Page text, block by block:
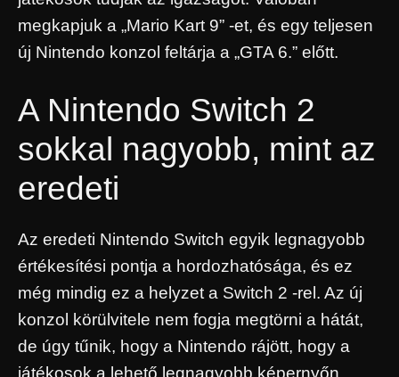
megkapjuk a „Mario Kart 9” -et, és egy teljesen
új Nintendo konzol feltárja a „GTA 6.” előtt.
A Nintendo Switch 2
sokkal nagyobb, mint az
eredeti
Az eredeti Nintendo Switch egyik legnagyobb
értékesítési pontja a hordozhatósága, és ez
még mindig ez a helyzet a Switch 2 -rel. Az új
konzol körülvitele nem fogja megtörni a hátát,
de úgy tűnik, hogy a Nintendo rájött, hogy a
játékosok a lehető legnagyobb képernyőn